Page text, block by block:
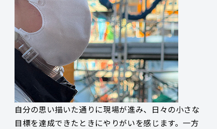
自分の思い描いた通りに現場が進み、日々の小さな
目標を達成できたときにやりがいを感じます。一方